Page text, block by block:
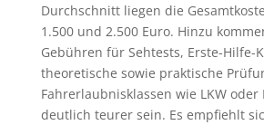
Durchschnitt liegen die
1.500 und 2.500 Euro. Hinzu
Gebühren für Sehtests, Erste-Hilfe-
theoretische sowie praktische
Fahrerlaubnisklassen wie LKW oder
deutlich teurer sein. Es empfiehlt